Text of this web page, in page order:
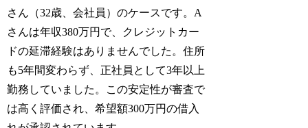
さん（32歳、会社員）のケースです。A
さんは年収380万円で、クレジットカー
ドの延滞経験はありませんでした。住所
も5年間変わらず、正社員として3年以上
勤務していました。この安定性が審査で
は高く評価され、希望額300万円の借入